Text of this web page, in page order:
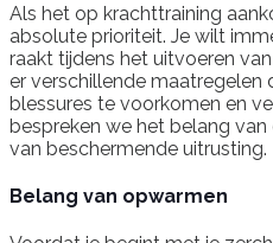
Als het op krachttraining
absolute prioriteit. Je wilt
raakt tijdens het uitvoeren
er verschillende maatregelen
blessures te voorkomen en
bespreken we het belang
van beschermende uitrusting.
Belang van opwarmen